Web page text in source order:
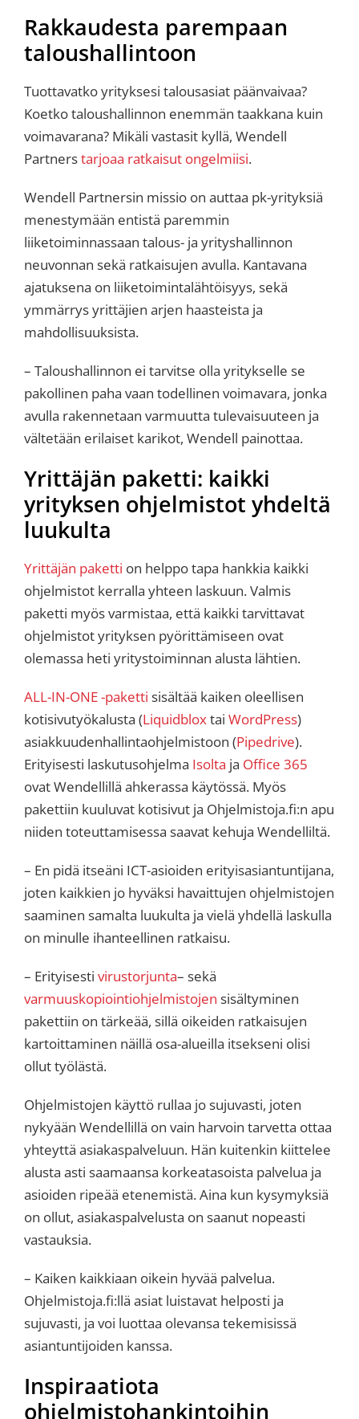
Rakkaudesta parempaan
taloushallintoon
Tuottavatko yrityksesi talousasiat päänvaivaa?
Koetko taloushallinnon enemmän taakkana kuin
voimavarana? Mikäli vastasit kyllä, Wendell
Partnerstarjoaa ratkaisut ongelmiisi.
Wendell Partnersin missio on auttaa pk-yrityksiä
menestymään entistä paremmin
liiketoiminnassaan talous- ja yrityshallinnon
neuvonnan sekä ratkaisujen avulla. Kantavana
ajatuksena on liiketoimintalähtöisyys, sekä
ymmärrys yrittäjien arjen haasteista ja
mahdollisuuksista.
– Taloushallinnon ei tarvitse olla yritykselle se
pakollinen paha vaan todellinen voimavara, jonka
avulla rakennetaan varmuutta tulevaisuuteen ja
vältetään erilaiset karikot, Wendell painottaa.
Yrittäjän paketti: kaikki
yrityksen ohjelmistot yhdeltä
luukulta
Yrittäjän paketti on helppo tapa hankkia kaikki
ohjelmistot kerralla yhteen laskuun. Valmis
paketti myös varmistaa, että kaikki tarvittavat
ohjelmistot yrityksen pyörittämiseen ovat
olemassa heti yritystoiminnan alusta lähtien.
ALL-IN-ONE -paketti sisältää kaiken oleellisen
kotisivutyökalusta (Liquidbloxtai WordPress)
asiakkuudenhallintaohjelmistoon (Pipedrive).
Erityisesti laskutusohjelma Isolta ja Office 365
ovat Wendellillä ahkerassa käytössä. Myös
pakettiin kuuluvat kotisivut ja Ohjelmistoja.fi:n apu
niiden toteuttamisessa saavat kehuja Wendelliltä.
– En pidä itseäni ICT-asioiden erityisasiantuntijana,
joten kaikkien jo hyväksi havaittujen ohjelmistojen
saaminen samalta luukulta ja vielä yhdellä laskulla
on minulle ihanteellinen ratkaisu.
– Erityisesti virustorjunta– sekä
varmuuskopiointiohjelmistojen sisältyminen
pakettiin on tärkeää, sillä oikeiden ratkaisujen
kartoittaminen näillä osa-alueilla itsekseni olisi
ollut työlästä.
Ohjelmistojen käyttö rullaa jo sujuvasti, joten
nykyään Wendellillä on vain harvoin tarvetta ottaa
yhteyttä asiakaspalveluun. Hän kuitenkin kiittelee
alusta asti saamaansa korkeatasoista palvelua ja
asioiden ripeää etenemistä. Aina kun kysymyksiä
on ollut, asiakaspalvelusta on saanut nopeasti
vastauksia.
– Kaiken kaikkiaan oikein hyvää palvelua.
Ohjelmistoja.fi:llä asiat luistavat helposti ja
sujuvasti, ja voi luottaa olevansa tekemisissä
asiantuntijoiden kanssa.
Inspiraatiota
ohjelmistohankintoihin